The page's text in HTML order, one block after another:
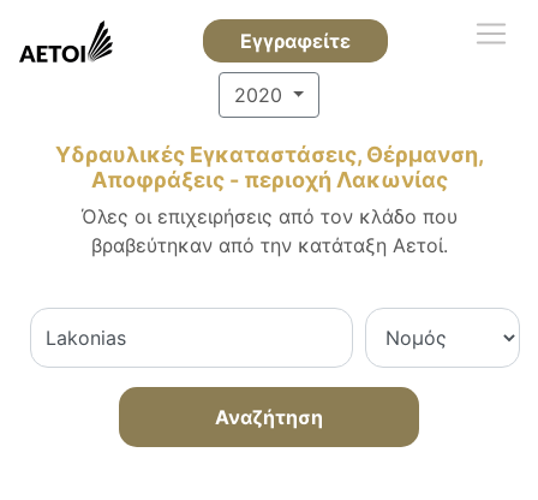
Εγγραφείτε
2020
Υδραυλικές Εγκαταστάσεις, Θέρμανση,
Αποφράξεις - περιοχή Λακωνίας
Όλες οι επιχειρήσεις από τον κλάδο που
βραβεύτηκαν από την κατάταξη Αετοί.
Αναζήτηση